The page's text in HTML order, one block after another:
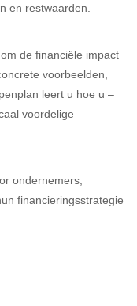
en restwaarden.
de financiële impact
voorbeelden,
leert u hoe u –
voordelige
ondernemers,
financieringsstrategie